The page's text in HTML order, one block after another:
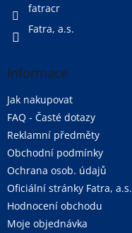
fatracr
Fatra, a.s.
Informace
Jak nakupovat
FAQ - Časté dotazy
Reklamní předměty
Obchodní podmínky
Ochrana osob. údajů
Oficiální stránky Fatra, a.s.
Hodnocení obchodu
Moje objednávka